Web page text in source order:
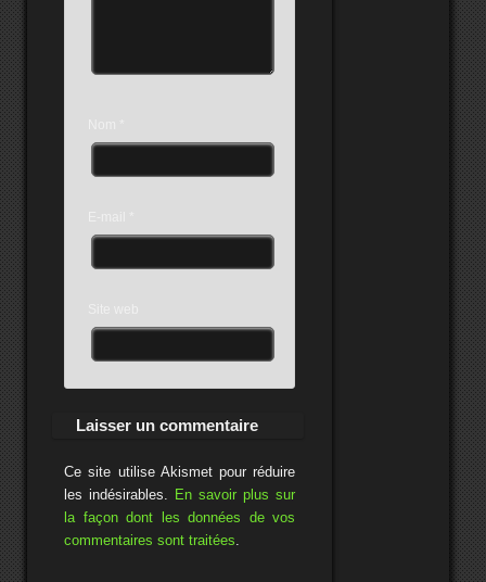
Ce site utilise Akismet pour réduire
les indésirables.
En savoir plus sur
la façon dont les données de vos
commentaires sont traitées